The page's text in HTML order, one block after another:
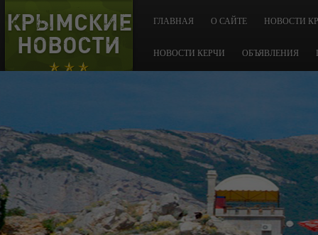
КРЫМСКИЕ
НОВОСТИ
ГЛАВНАЯ О САЙТЕ НОВОСТИ
НОВОСТИ КЕРЧИ ОБЪЯВЛЕНИЯ